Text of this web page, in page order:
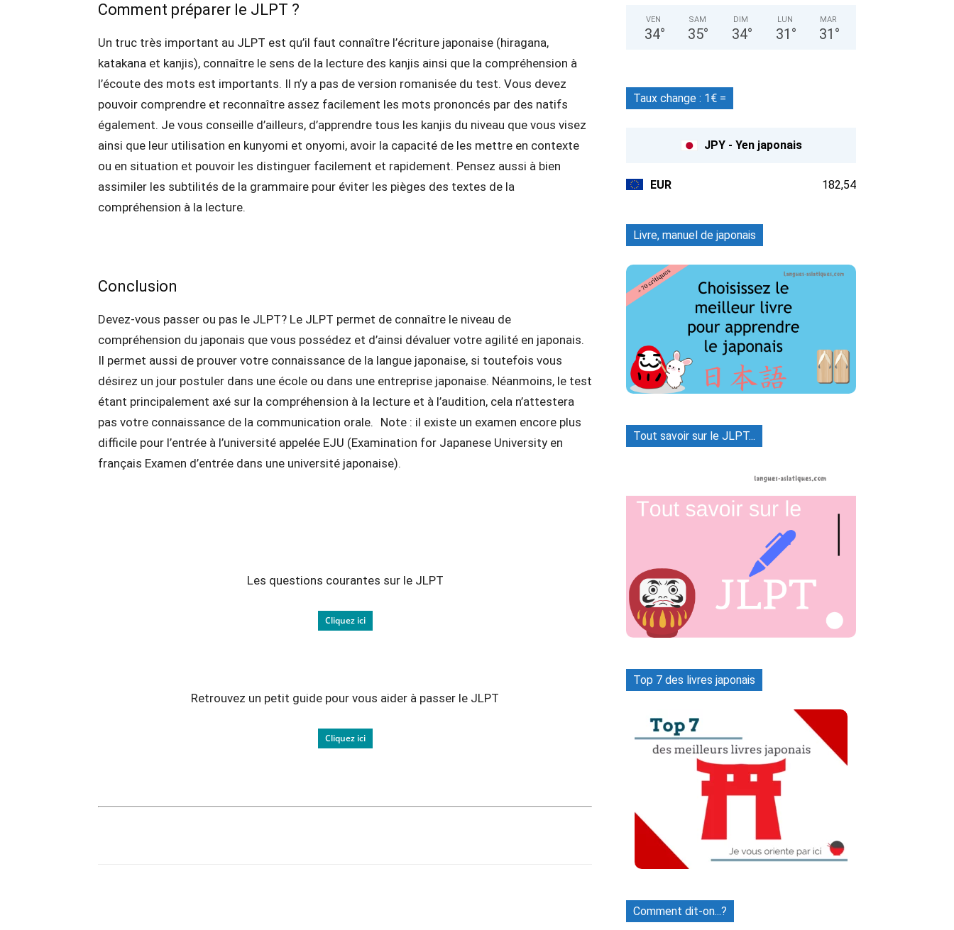
Comment préparer le JLPT ?
Un truc très important au JLPT est qu’il faut connaître l’écriture japonaise (hiragana,
katakana et kanjis), connaître le sens de la lecture des kanjis ainsi que la compréhension à
l’écoute des mots est importants. Il n’y a pas de version romanisée du test. Vous devez
pouvoir comprendre et reconnaître assez facilement les mots prononcés par des natifs
également. Je vous conseille d’ailleurs, d’apprendre tous les kanjis du niveau que vous visez
ainsi que leur utilisation en kunyomi et onyomi, avoir la capacité de les mettre en contexte
ou en situation et pouvoir les distinguer facilement et rapidement. Pensez aussi à bien
assimiler les subtilités de la grammaire pour éviter les pièges des textes de la
compréhension à la lecture.
Conclusion
Devez-vous passer ou pas le JLPT? Le JLPT permet de connaître le niveau de
compréhension du japonais que vous possédez et d’ainsi dévaluer votre agilité en japonais.
Il permet aussi de prouver votre connaissance de la langue japonaise, si toutefois vous
désirez un jour postuler dans une école ou dans une entreprise japonaise. Néanmoins, le test
étant principalement axé sur la compréhension à la lecture et à l’audition, cela n’attestera
pas votre connaissance de la communication orale. Note : il existe un examen encore plus
difficile pour l’entrée à l’université appelée EJU (Examination for Japanese University en
français Examen d’entrée dans une université japonaise).
Les questions courantes sur le JLPT
Cliquez ici
Retrouvez un petit guide pour vous aider à passer le JLPT
Cliquez ici
Naver
VEN
34°
SAM
35°
DIM
34°
LUN
31 °
MAR
31 °
Taux change : 1€ =
JPY - Yen japonais
EUR 182,54
Livre, manuel de japonais
Tout savoir sur le JLPT...
Top 7 des livres japonais
Comment dit-on...?